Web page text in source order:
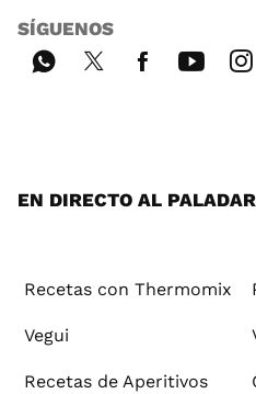
SÍGUENOS
EN DIRECTO AL
Recetas con Thermomix
Vegui
Recetas de Aperitivos